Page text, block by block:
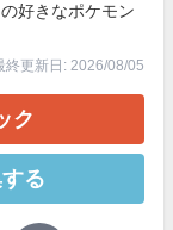
好きなポケモン
終更新日: 2026/08/05
ク
る